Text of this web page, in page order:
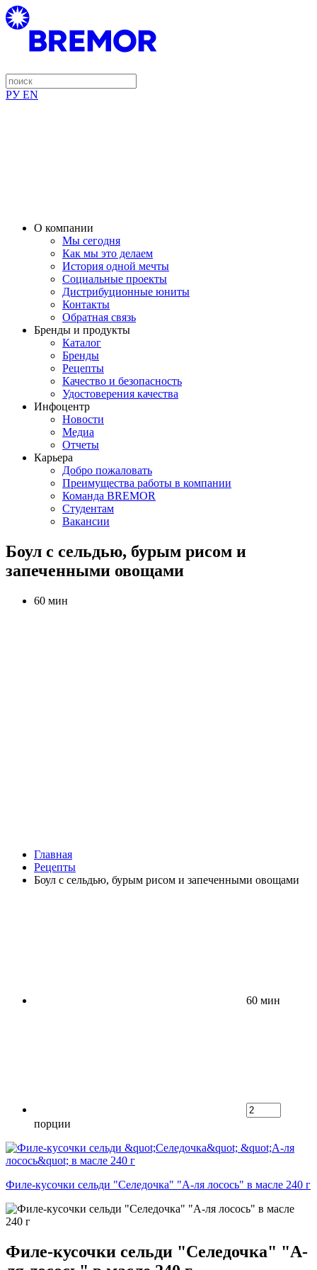
РУ EN
О компании
Мы сегодня
Как мы это делаем
История одной мечты
Социальные проекты
Дистрибуционные юниты
Контакты
Обратная связь
Бренды и продукты
Каталог
Бренды
Рецепты
Качество и безопасность
Удостоверения качества
Инфоцентр
Новости
Медиа
Отчеты
Карьера
Добро пожаловать
Преимущества работы в компании
Команда BREMOR
Студентам
Вакансии
Боул с сельдью, бурым рисом и
запеченными овощами
60 мин
Главная
Рецепты
Боул с сельдью, бурым рисом и запеченными овощами
60 мин
порции
Филе-кусочки сельди "Селедочка" "А-ля лосось" в масле 240 г
Филе-кусочки сельди "Селедочка" "А-